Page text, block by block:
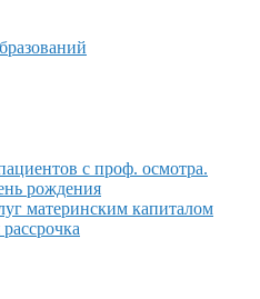
с проф. осмотра.
рождения
материнским капиталом